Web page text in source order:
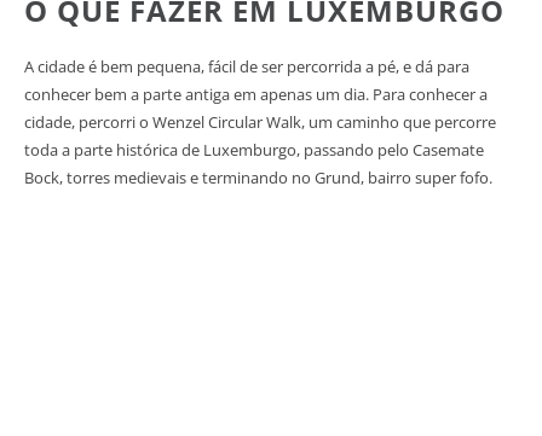
O QUE FAZER EM LUXEMBURGO
A cidade é bem pequena, fácil de ser percorrida a pé, e dá para
conhecer bem a parte antiga em apenas um dia. Para conhecer a
cidade, percorri o Wenzel Circular Walk, um caminho que percorre
toda a parte histórica de Luxemburgo, passando pelo Casemate
Bock, torres medievais e terminando no Grund, bairro super fofo.